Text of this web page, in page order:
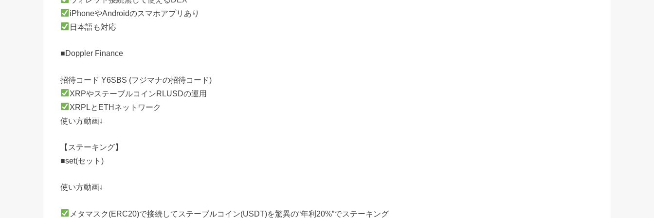
iPhoneやAndroidのスマホアプリあり
日本語も対応
■Doppler Finance
招待コード Y6SBS (フジマナの招待コード)
XRPやステーブルコインRLUSDの運用
XRPLとETHネットワーク
使い方動画↓
【ステーキング】
■set(セット)
使い方動画↓
メタマスク(ERC20)で接続してステーブルコイン(USDT)を驚異の“年利20%”でステーキング